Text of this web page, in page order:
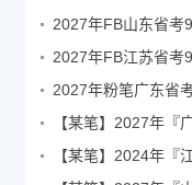
2027年FB山东省考
2027年FB江苏省考
2027年粉笔广东省
【某笔】2027年『
【某笔】2024年『